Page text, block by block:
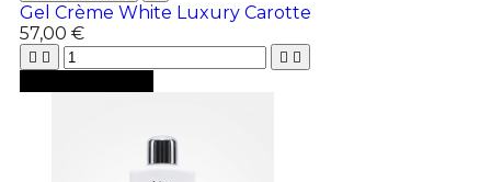
Gel Crème White Luxury Carotte
57,00 €
   